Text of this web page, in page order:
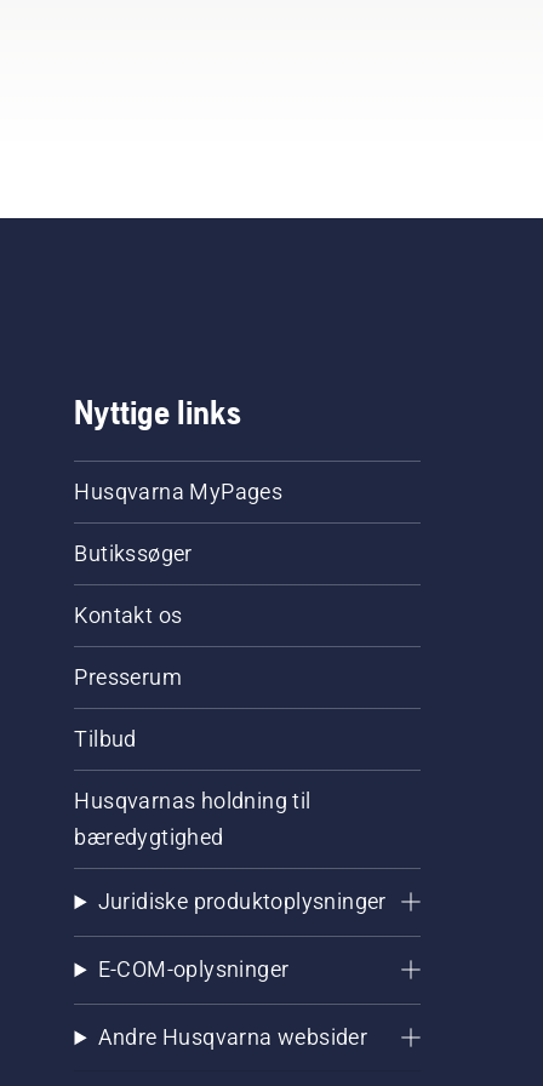
Nyttige links
Husqvarna MyPages
Butikssøger
Kontakt os
Presserum
Tilbud
Husqvarnas holdning til
bæredygtighed
Juridiske produktoplysninger
E-COM-oplysninger
Andre Husqvarna websider